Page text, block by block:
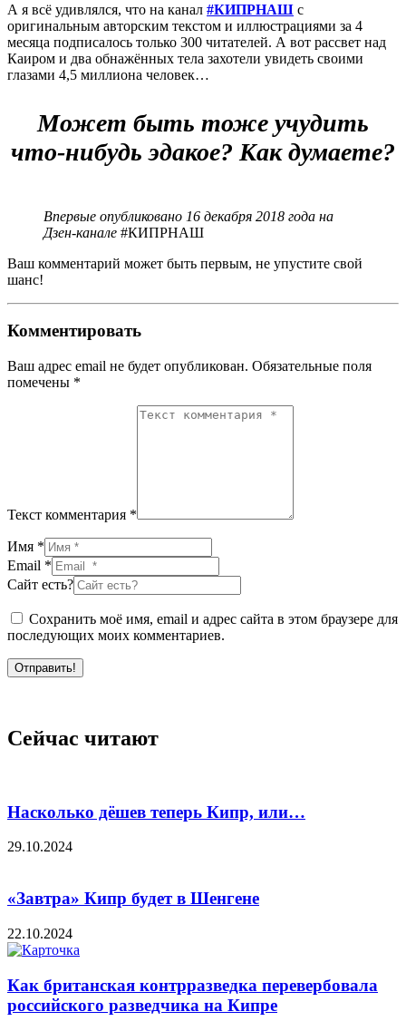
А я всё удивлялся, что на канал #КИПРНАШ с
оригинальным авторским текстом и иллюстрациями за 4
месяца подписалось только 300 читателей. А вот рассвет над
Каиром и два обнажённых тела захотели увидеть своими
глазами 4,5 миллиона человек…
Может быть тоже учудить
что-нибудь эдакое? Как думаете?
Впервые опубликовано 16 декабря 2018 года на
Дзен-канале #КИПРНАШ
Ваш комментарий может быть первым, не упустите свой
шанс!
Комментировать
Ваш адрес email не будет опубликован. Обязательные поля
помечены *
Текст комментария *
Имя *
Email *
Сайт есть?
Сохранить моё имя, email и адрес сайта в этом браузере для
последующих моих комментариев.
Отправить!
Сейчас читают
Насколько дёшев теперь Кипр, или…
29.10.2024
«Завтра» Кипр будет в Шенгене
22.10.2024
Как британская контрразведка перевербовала
российского разведчика на Кипре